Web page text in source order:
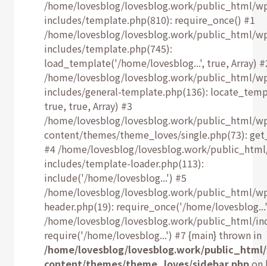
/home/lovesblog/lovesblog.work/public_html/
includes/template.php(810): require_once() #1
/home/lovesblog/lovesblog.work/public_html/
includes/template.php(745):
load_template('/home/lovesblog...', true, Array)
/home/lovesblog/lovesblog.work/public_html/
includes/general-template.php(136):
true, true, Array) #3
/home/lovesblog/lovesblog.work/public_html/
content/themes/theme_loves/single.php(73):
#4 /home/lovesblog/lovesblog.work/
includes/template-loader.php(113):
include('/home/lovesblog...') #5
/home/lovesblog/lovesblog.work/public_html/
header.php(19): require_once('/home/
/home/lovesblog/lovesblog.work/public_html/
require('/home/lovesblog...') #7 {main} thrown in
/home/lovesblog/lovesblog.work/